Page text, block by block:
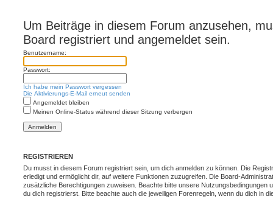
Um Beiträge in diesem Forum anzusehen,
Board registriert und angemeldet sein.
Benutzername:
Passwort:
Ich habe mein Passwort vergessen
Die Aktivierungs-E-Mail erneut senden
Angemeldet bleiben
Meinen Online-Status während dieser Sitzung verbergen
REGISTRIEREN
Du musst in diesem Forum registriert sein, um dich anmelden zu können. Die
erledigt und ermöglicht dir, auf weitere Funktionen zuzugreifen. Die Board-
zusätzliche Berechtigungen zuweisen. Beachte bitte unsere Nutzungsbedingungen
du dich registrierst. Bitte beachte auch die jeweiligen Forenregeln, wenn du dich in